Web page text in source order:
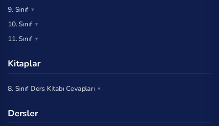
9. Sınıf
10. Sınıf
11. Sınıf
Kitaplar
8. Sınıf Ders Kitabı Cevapları
Dersler